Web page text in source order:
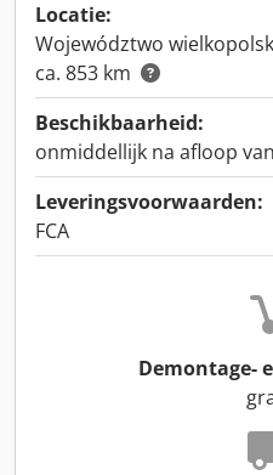
Locatie:
Województwo
ca. 853 km
Beschikbaarheid:
onmiddellijk na afloop
Leveringsvoorwaarden:
FCA
Demontage-